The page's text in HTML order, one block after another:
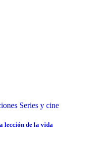
Series y cine
lección de la vida